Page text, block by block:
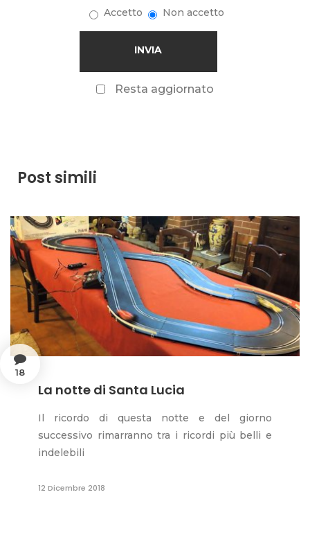
Accetto Non accetto
Resta aggiornato
Post simili
18
La notte di Santa Lucia
Il ricordo di questa notte e del giorno
successivo rimarranno tra i ricordi più belli e
indelebili
12 Dicembre 2018